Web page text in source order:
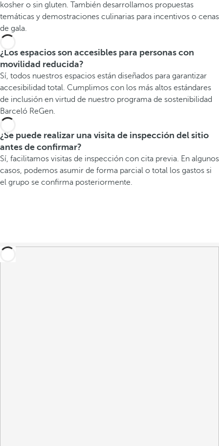
kosher o sin gluten. También desarrollamos propuestas
temáticas y demostraciones culinarias para incentivos o cenas
de gala.
¿Los espacios son accesibles para personas con
movilidad reducida?
Sí, todos nuestros espacios están diseñados para garantizar
accesibilidad total. Cumplimos con los más altos estándares
de inclusión en virtud de nuestro programa de sostenibilidad
Barceló ReGen.
¿Se puede realizar una visita de inspección del sitio
antes de confirmar?
Sí, facilitamos visitas de inspección con cita previa. En algunos
casos, podemos asumir de forma parcial o total los gastos si
el grupo se confirma posteriormente.